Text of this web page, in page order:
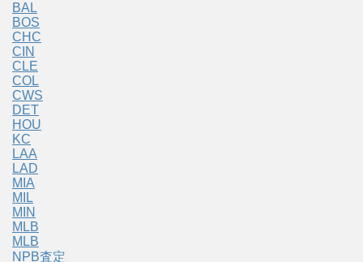
BAL
BOS
CHC
CIN
CLE
COL
CWS
DET
HOU
KC
LAA
LAD
MIA
MIL
MIN
MLB
MLB
NPB査定